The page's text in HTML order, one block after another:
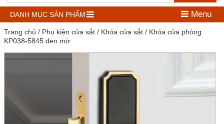
DANH MỤC SẢN PHẨM Menu
Trang chủ / Phụ kiện cửa sắt/ Khóa cửa sắt/ Khóa cửa phòng
KP038-5845 đen mờ